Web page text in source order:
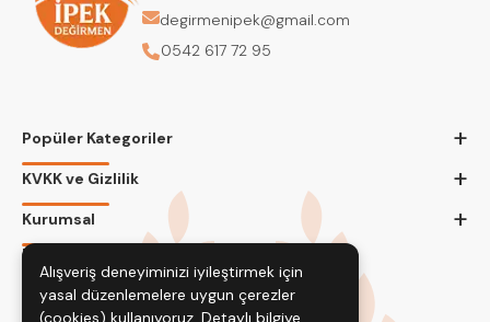
degirmenipek@gmail.com
0542 617 72 95
Popüler Kategoriler +
KVKK ve Gizlilik +
Kurumsal +
Bizi Takip Edin
Alışveriş deneyiminizi iyileştirmek için
yasal düzenlemelere uygun çerezler
(cookies) kullanıyoruz. Detaylı bilgiye